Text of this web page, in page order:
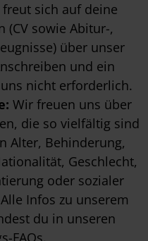
sich auf deine
(CV sowie Abitur-,
über unser
und ein
nicht erforderlich.
Wir freuen uns über
die so vielfältig sind
Alter, Behinderung,
Geschlecht,
oder sozialer
Alle Infos zu unserem
du in unseren
FAQs.